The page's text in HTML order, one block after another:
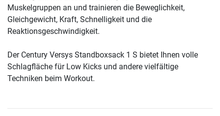
Muskelgruppen an und trainieren die Beweglichkeit,
Gleichgewicht, Kraft, Schnelligkeit und die
Reaktionsgeschwindigkeit.
Der Century Versys Standboxsack 1 S bietet Ihnen volle
Schlagfläche für Low Kicks und andere vielfältige
Techniken beim Workout.